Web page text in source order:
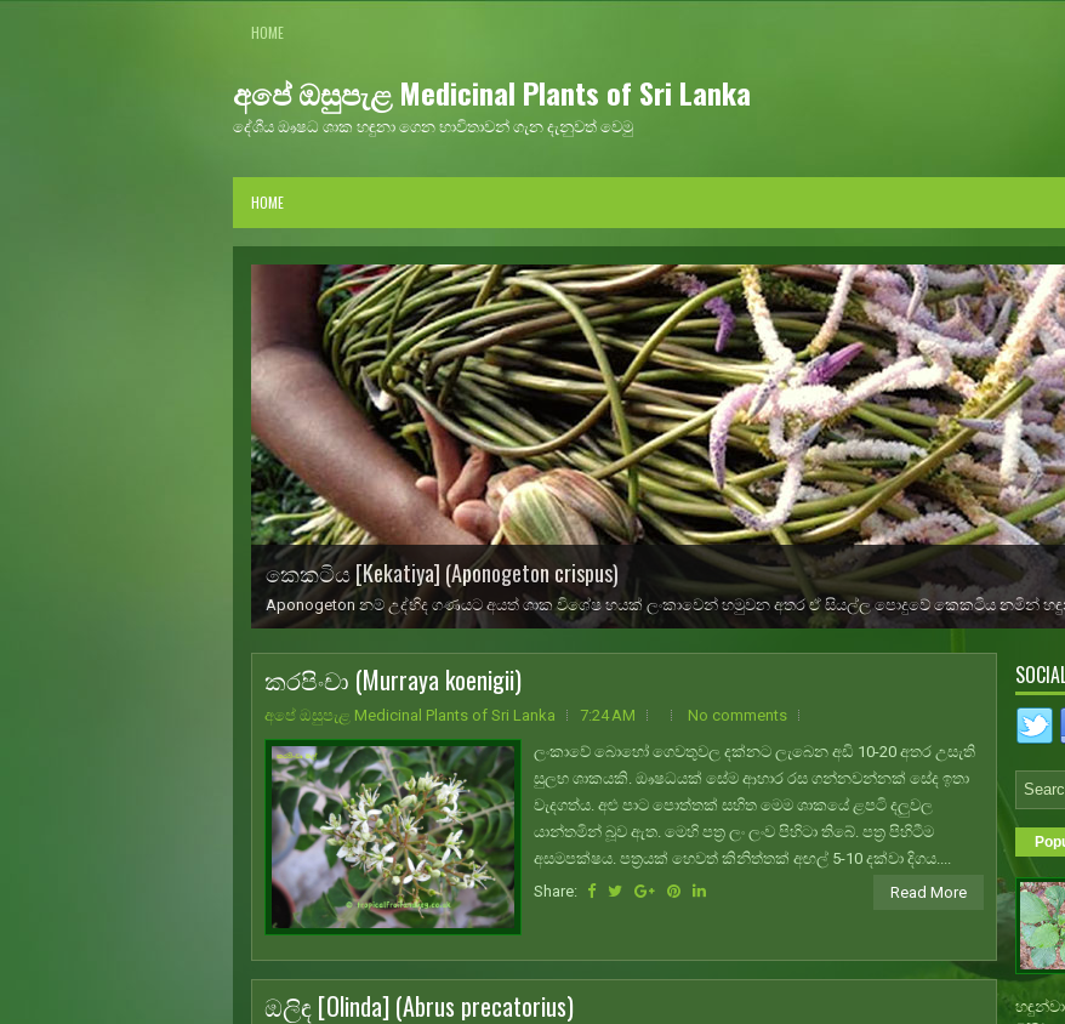
HOME
අපේ ඔසුපැළ Medicinal Plants of Sri Lanka
දේශීය ඖෂධ ශාක හඳුනා ගෙන භාවිතාවන් ගැන දැනුවත් වෙමු
HOME
කෙකටිය [Kekatiya] (Aponogeton crispus)
ඇඹුල් දොඩම් [Embul Dodam] (Citrus aurantium)
ඇඹුල් දොඩම් මීටර් 10 පමණ උසට වැඩෙන සිහින් අතු සහිත කුඩා ශාකයකි. ළපටි අතුවල සෙ.මි. 5-8 පමණ දිග තියුණු කටු
කරපිංචා (Murraya koenigii)
අපේ ඔසුපැළ Medicinal Plants of Sri Lanka 7:24 AM
No comments
ලංකාවේ බොහෝ ගෙවතුවල දක්නට ලැබෙන අඩි 10-20 අතර උසැති
සුලභ ශාකයකි. ඖෂධයක් සේම ආහාර රස ගන්නවන්නක් සේද ඉතා
වැදගත්ය. අළු පාට පොත්තක් සහිත මෙම ශාකයේ ළපටි දලුවල
යාන්තමින් බූව ඇත. මෙහි පත්‍ර ලං ලංව පිහිටා තිබේ. පත්‍ර පිහිටීම
අසමපක්ෂය. පත්‍රයක් හෙවත් කිනිත්තක් අඟල් 5-10 දක්වා දිගය....
Share:
Read More
ඔලිඳ [Olinda] (Abrus precatorius)